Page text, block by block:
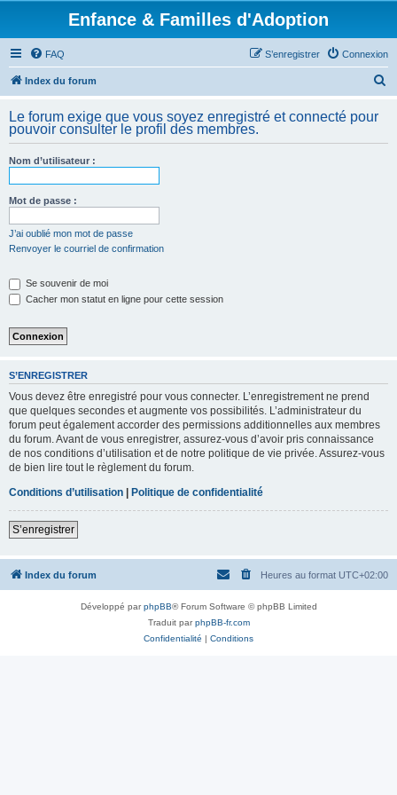
Enfance & Familles d'Adoption
FAQ Connexion
S’enregistrer
Index du forum
h
Le forum exige que vous soyez enregistré et connecté pour
pouvoir consulter le profil des membres.
Nom d’utilisateur :
Mot de passe :
J’ai oublié mon mot de passe
Renvoyer le courriel de confirmation
Se souvenir de moi
Cacher mon statut en ligne pour cette session
S’ENREGISTRER
Vous devez être enregistré pour vous connecter. L’enregistrement ne prend
que quelques secondes et augmente vos possibilités. L’administrateur du
forum peut également accorder des permissions additionnelles aux membres
du forum. Avant de vous enregistrer, assurez-vous d’avoir pris connaissance
de nos conditions d’utilisation et de notre politique de vie privée. Assurez-vous
de bien lire tout le règlement du forum.
Conditions d’utilisation | Politique de confidentialité
S’enregistrer
Index du forum Heures au format UTC+02:00
Développé parphpBB® Forum Software © phpBB Limited
Traduit parphpBB-fr.com
Confidentialité | Conditions